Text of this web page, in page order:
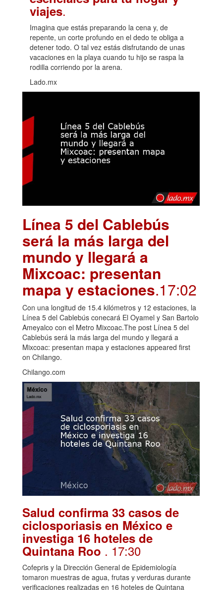
viajes.
Imagina que estás preparando la cena y, de
repente, un corte profundo en el dedo te obliga a
detener todo. O tal vez estás disfrutando de unas
vacaciones en la playa cuando tu hijo se raspa la
rodilla corriendo por la arena.
Lado.mx
Línea 5 del Cablebús
será la más larga del
mundo y llegará a
Mixcoac: presentan
mapa y estaciones.17:02
Con una longitud de 15.4 kilómetros y 12 estaciones, la
Línea 5 del Cablebús conecará El Oyamel y San Bartolo
Ameyalco con el Metro Mixcoac.The post Línea 5 del
Cablebús será la más larga del mundo y llegará a
Mixcoac: presentan mapa y estaciones appeared first
on Chilango.
Chilango.com
Salud confirma 33 casos de
ciclosporiasis en México e
investiga 16 hoteles de
Quintana Roo . 17:30
Cofepris y la Dirección General de Epidemiología
tomaron muestras de agua, frutas y verduras durante
verificaciones realizadas en 16 hoteles de Quintana